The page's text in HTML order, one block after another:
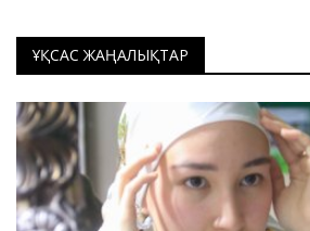
ҰҚСАС ЖАҢАЛЫҚТАР